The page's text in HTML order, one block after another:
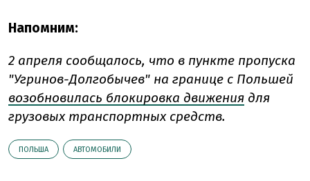
Напомним:
2 апреля сообщалось, что в пункте пропуска
"Угринов-Долгобычев" на границе с Польшей
возобновилась блокировка движения для
грузовых транспортных средств.
ПОЛЬША АВТОМОБИЛИ